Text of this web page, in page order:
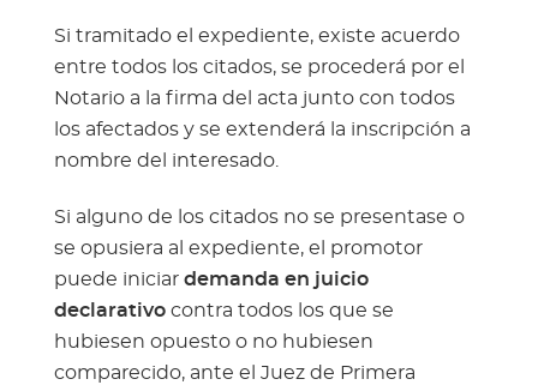
Si tramitado el expediente, existe acuerdo
entre todos los citados, se procederá por el
Notario a la firma del acta junto con todos
los afectados y se extenderá la inscripción a
nombre del interesado.
Si alguno de los citados no se presentase o
se opusiera al expediente, el promotor
puede iniciar demanda en juicio
declarativocontra todos los que se
hubiesen opuesto o no hubiesen
comparecido, ante el Juez de Primera